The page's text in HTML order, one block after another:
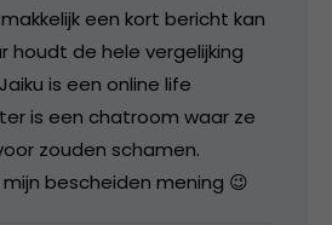
een kort bericht kan
houdt de hele vergelijking
is een online life
is een chatroom waar ze
zouden schamen.
bescheiden mening 😉